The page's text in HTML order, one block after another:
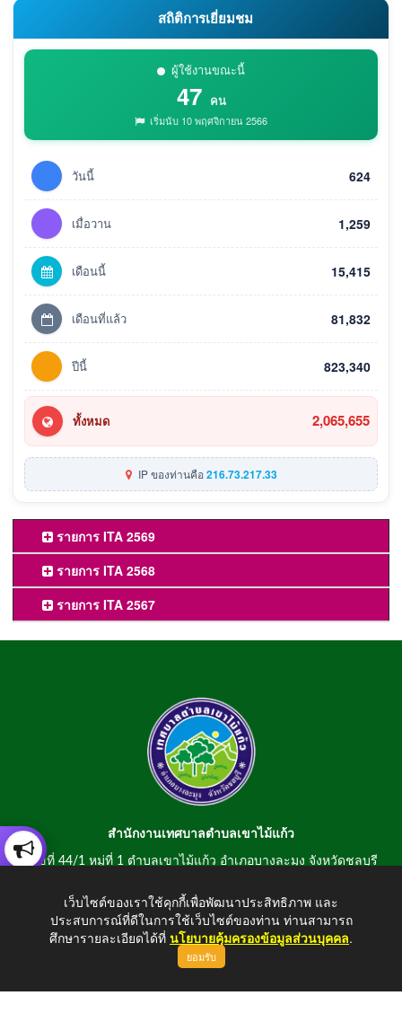
สถิติการเยี่ยมชม
ผู้ใช้งานขณะนี้
47 คน
เริ่มนับ 10 พฤศจิกายน 2566
วันนี้ 624
เมื่อวาน 1,259
เดือนนี้ 15,415
เดือนที่แล้ว 81,832
ปีนี้ 823,340
ทั้งหมด 2,065,655
IP ของท่านคือ216.73.217.33
รายการ ITA 2569
รายการ ITA 2568
รายการ ITA 2567
สำนักงานเทศบาลตำบลเขาไม้แก้ว
เลขที่ 44/1 หมู่ที่ 1 ตำบลเขาไม้แก้ว อำเภอบางละมุง จังหวัดชลบุรี
สอบถามข้อมูลโทรศัพท์/โทรสาร 0-3807-2634-5
E-mail : saraban@khaomaikaew.go.th
เว็บไซต์ของเราใช้คุกกี้เพื่อพัฒนาประสิทธิภาพ และ
ประสบการณ์ที่ดีในการใช้เว็บไซต์ของท่าน ท่านสามารถ
ศึกษารายละเอียดได้ที่ นโยบายคุ้มครองข้อมูลส่วนบุคคล.
ยอมรับ